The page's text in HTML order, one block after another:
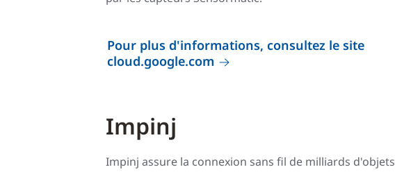
Pour plus d'informations, consultez le site
cloud.google.com
Impinj
Impinj assure la connexion sans fil de milliards d'objets